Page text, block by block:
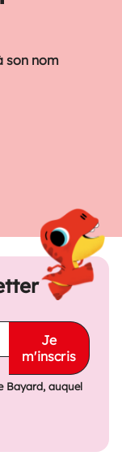
son nom
Je
m'inscris
Bayard, auquel